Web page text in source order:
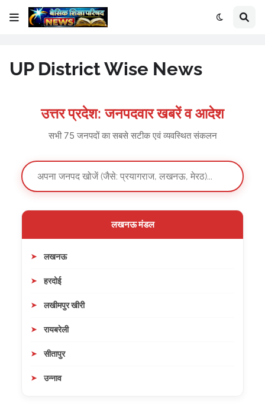
UP District Wise News
उत्तर प्रदेश: जनपदवार खबरें व आदेश
सभी 75 जनपदों का सबसे सटीक एवं व्यवस्थित संकलन
लखनऊ मंडल
लखनऊ
हरदोई
लखीमपुर खीरी
रायबरेली
सीतापुर
उन्नाव